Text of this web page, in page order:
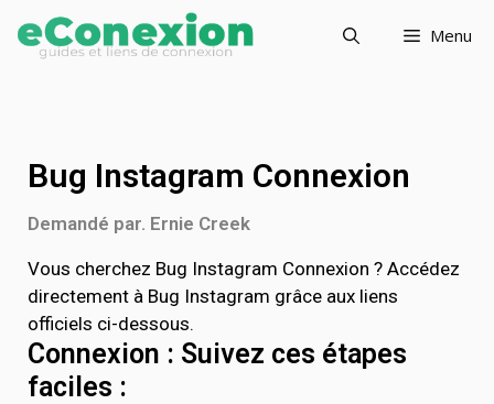
Menu
Bug Instagram Connexion
Demandé par. Ernie Creek
Vous cherchez Bug Instagram Connexion ? Accédez
directement à Bug Instagram grâce aux liens
officiels ci-dessous.
Connexion : Suivez ces étapes
faciles :